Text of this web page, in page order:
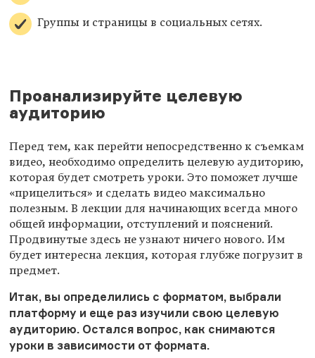
Группы и страницы в социальных сетях.
Проанализируйте целевую
аудиторию
Перед тем, как перейти непосредственно к съемкам
видео, необходимо определить целевую аудиторию,
которая будет смотреть уроки. Это поможет лучше
«прицелиться» и сделать видео максимально
полезным. В лекции для начинающих всегда много
общей информации, отступлений и пояснений.
Продвинутые здесь не узнают ничего нового. Им
будет интересна лекция, которая глубже погрузит в
предмет.
Итак, вы определились с форматом, выбрали
платформу и еще раз изучили свою целевую
аудиторию. Остался вопрос, как снимаются
уроки в зависимости от формата.